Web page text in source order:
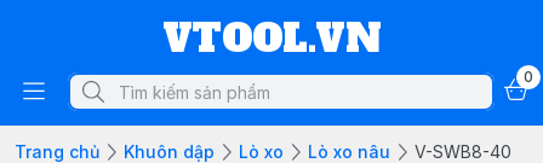
VTOOL.VN
0
Trang chủ Khuôn dập Lò xo Lò xo nâu V-SWB8-40